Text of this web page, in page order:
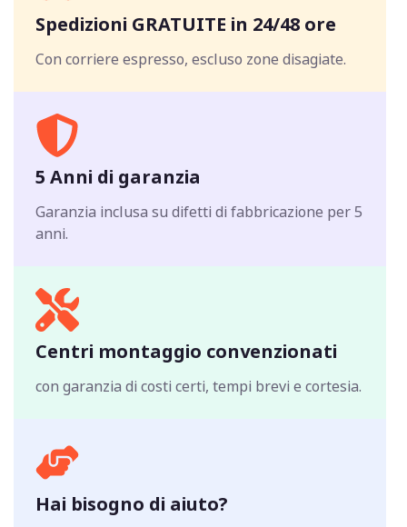
Spedizioni GRATUITE in 24/48 ore
Con corriere espresso, escluso zone disagiate.
5 Anni di garanzia
Garanzia inclusa su difetti di fabbricazione per 5
anni.
Centri montaggio convenzionati
con garanzia di costi certi, tempi brevi e cortesia.
Hai bisogno di aiuto?